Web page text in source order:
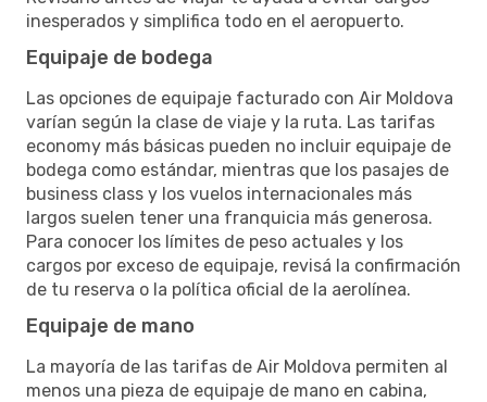
inesperados y simplifica todo en el aeropuerto.
Equipaje de bodega
Las opciones de equipaje facturado con Air Moldova
varían según la clase de viaje y la ruta. Las tarifas
economy más básicas pueden no incluir equipaje de
bodega como estándar, mientras que los pasajes de
business class y los vuelos internacionales más
largos suelen tener una franquicia más generosa.
Para conocer los límites de peso actuales y los
cargos por exceso de equipaje, revisá la confirmación
de tu reserva o la política oficial de la aerolínea.
Equipaje de mano
La mayoría de las tarifas de Air Moldova permiten al
menos una pieza de equipaje de mano en cabina,